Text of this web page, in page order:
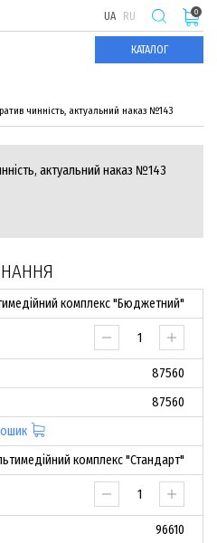
UA RU
КАТАЛОГ
0
чинність, актуальний наказ №143
актуальний наказ №143
комплекс "Бюджетний"
87560
87560
комплекс "Стандарт"
96610